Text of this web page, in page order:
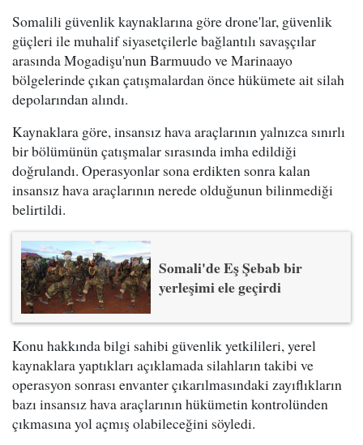
Somalili güvenlik kaynaklarına göre drone'lar, güvenlik
güçleri ile muhalif siyasetçilerle bağlantılı savaşçılar
arasında Mogadişu'nun Barmuudo ve Marinaayo
bölgelerinde çıkan çatışmalardan önce hükümete ait silah
depolarından alındı.
Kaynaklara göre, insansız hava araçlarının yalnızca sınırlı
bir bölümünün çatışmalar sırasında imha edildiği
doğrulandı. Operasyonlar sona erdikten sonra kalan
insansız hava araçlarının nerede olduğunun bilinmediği
belirtildi.
Somali'de Eş Şebab bir
yerleşimi ele geçirdi
Konu hakkında bilgi sahibi güvenlik yetkilileri, yerel
kaynaklara yaptıkları açıklamada silahların takibi ve
operasyon sonrası envanter çıkarılmasındaki zayıflıkların
bazı insansız hava araçlarının hükümetin kontrolünden
çıkmasına yol açmış olabileceğini söyledi.